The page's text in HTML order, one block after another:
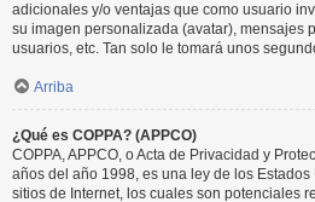
adicionales y/o ventajas que como usuario
su imagen personalizada (avatar), mensajes
usuarios, etc. Tan solo le tomará unos
Arriba
¿Qué es COPPA? (APPCO)
COPPA, APPCO, o Acta de Privacidad y
años del año 1998, es una ley de los
sitios de Internet, los cuales son potenciales